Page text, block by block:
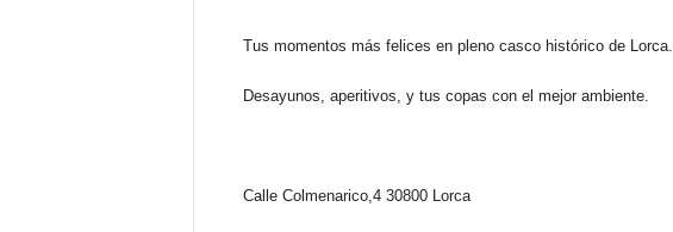
Tus momentos más felices en pleno casco histórico de Lorca.
Desayunos, aperitivos, y tus copas con el mejor ambiente.
Calle Colmenarico,4 30800 Lorca